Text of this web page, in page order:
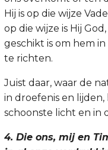
Hij is op die wijze
op die wijze is Hij
geschikt is om hem
te richten.
Juist daar, waar de
in droefenis en
schoonste licht en in
4. Die ons, mij en